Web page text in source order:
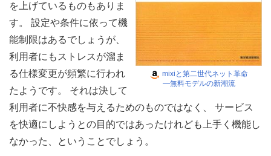
mixiと第二世代ネット革命
―無料モデルの新潮流
を上げているものもありま
す。 設定や条件に依って機
能制限はあるでしょうが、
利用者にもストレスが溜ま
る仕様変更が頻繁に行われ
たようです。 それは決して
利用者に不快感を与えるためのものではなく、 サービス
を快適にしようとの目的ではあったけれども上手く機能し
なかった、ということでしょう。